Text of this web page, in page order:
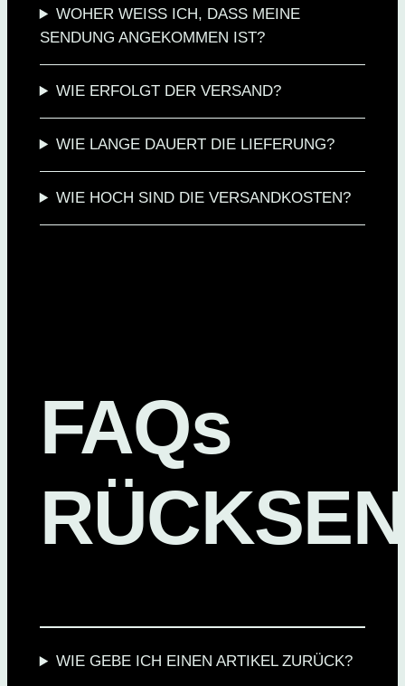
WOHER WEISS ICH, DASS MEINE
SENDUNG ANGEKOMMEN IST?
WIE ERFOLGT DER VERSAND?
WIE LANGE DAUERT DIE LIEFERUNG?
WIE HOCH SIND DIE VERSANDKOSTEN?
FAQs
WIE GEBE ICH EINEN ARTIKEL ZURÜCK?